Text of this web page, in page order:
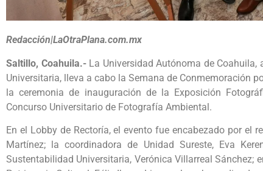
Redacción|LaOtraPlana.com.mx
Saltillo, Coahuila.-La Universidad Autónoma de Coahuila,
Universitaria, lleva a cabo la Semana de Conmemoración
la ceremonia de inauguración de la Exposición
Concurso Universitario de Fotografía Ambiental.
En el Lobby de Rectoría, el evento fue encabezado por el
Martínez; la coordinadora de Unidad Sureste, Eva
Sustentabilidad Universitaria, Verónica Villarreal Sánchez;